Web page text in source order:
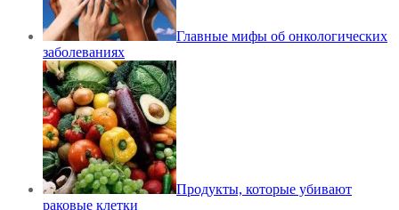
Главные мифы об онкологических
заболеваниях
Продукты, которые убивают
раковые клетки